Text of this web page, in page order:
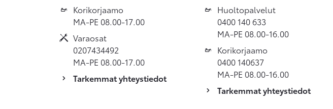
Korikorjaamo
MA-PE 08.00-17.00
Varaosat
0207434492
MA-PE 08.00-17.00
Tarkemmat yhteystiedot
Huoltopalvelut
0400 140 633
MA-PE 08.00-16.00
Korikorjaamo
0400 140637
MA-PE 08.00-16.00
Tarkemmat yhteystiedot